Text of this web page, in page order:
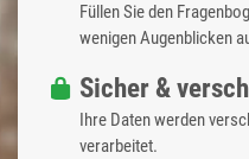
Füllen Sie den
wenigen Augenblicken
Sicher &
Ihre Daten werden
verarbeitet.